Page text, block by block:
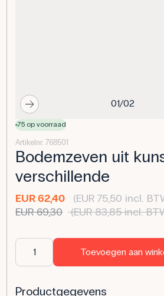
01/02
75 op voorraad
Artikelnr. 768501
Bodemzeven uit
verschillende
EUR 62,40
(EUR 75,50 incl.
EUR 69,30 (EUR 83,85 incl.
Toevoegen aan
Productgegevens